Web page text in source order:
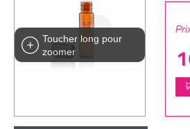
Toucher long pour
zoomer